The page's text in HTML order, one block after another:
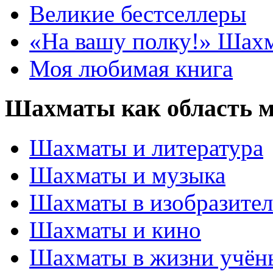
Великие бестселлеры
«На вашу полку!»
Моя любимая книга
Шахматы как область
Шахматы и литература
Шахматы и музыка
Шахматы в
Шахматы и кино
Шахматы в жизни